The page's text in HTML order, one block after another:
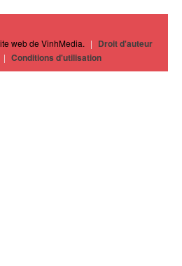
web de VinhMedia. | Droit d'auteur
| Conditions d'utilisation